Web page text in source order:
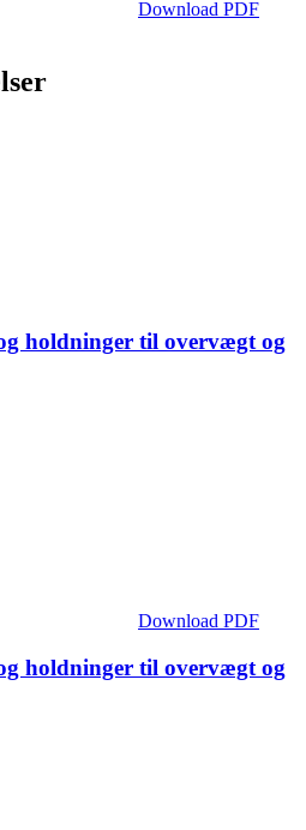
Download PDF
holdninger til overvægt og
Download PDF
holdninger til overvægt og